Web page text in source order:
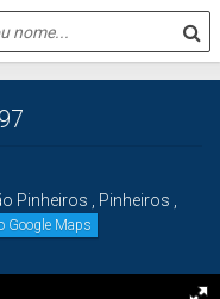
Pinheiros Pinheiros
Google Maps